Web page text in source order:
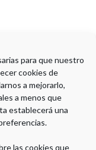
para que nuestro
cookies de
a mejorarlo,
a menos que
establecerá una
las cookies que
Siguiente